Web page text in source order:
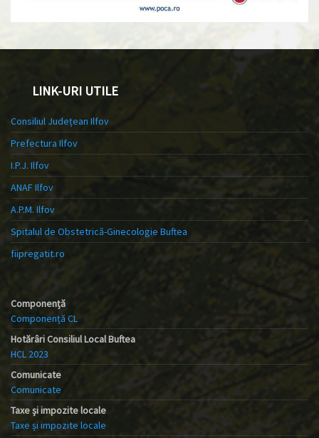
LINK-URI UTILE
Consiliul Județean Ilfov
Prefectura Ilfov
I.P.J. Ilfov
ANAF Ilfov
A.P.M. Ilfov
Spitalul de Obstetrică-Ginecologie Buftea
fiipregatit.ro
Componență
Componență CL
Hotărâri Consiliul Local Buftea
HCL 2023
Comunicate
Comunicate
Taxe și impozite locale
Taxe și impozite locale